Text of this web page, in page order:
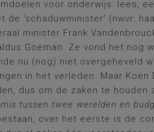
voor onderwijs: lees,
de ‘schaduwminister’ (nwvr:
minister Frank
Goeman. Ze vond het nog
nu (nog) niet overgeheveld
in het verleden. Maar
dus om de zaken te houden
tussen twee werelden en
over het eerste is de